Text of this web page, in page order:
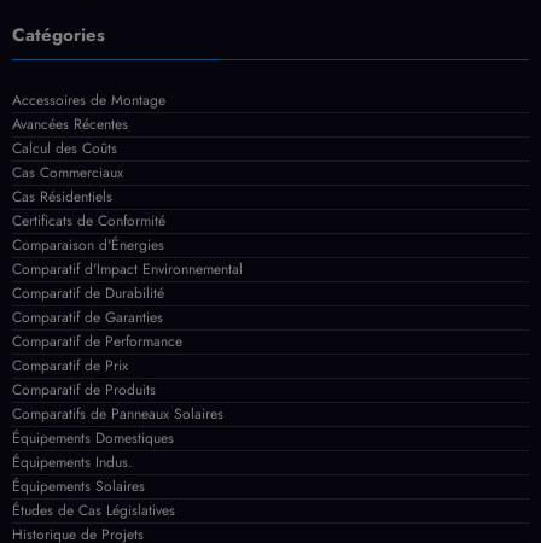
Comparaison d'Énergies
Comparatif d'Impact Environnemental
Comparatif de Garanties
Comparatif de Performance
Comparatif de Prix
Comparatif de Produits
Comparatifs de Panneaux Solaires
Équipements Domestiques
Équipements Indus.
Équipements Solaires
Études de Cas Législatives
Historique de Projets
Impact Environnemental
Inspection des Panneaux
Installation Commerciale
Installation de Panneaux Intégrés au Bâtiment
Installation de Panneaux Solaires
Installation de Systèmes Centralisés
Installation de Systèmes Décentralisés
Installation Résidentielle